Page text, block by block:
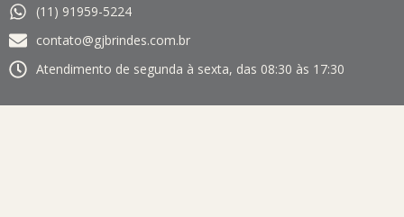
(11) 91959-5224
contato@gjbrindes.com.br
Atendimento de segunda à sexta, das 08:30 às 17:30